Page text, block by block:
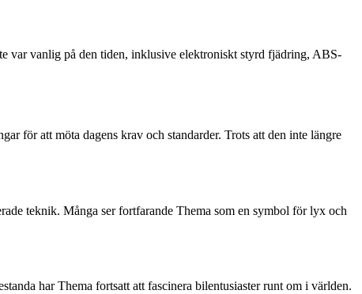
var vanlig på den tiden, inklusive elektroniskt styrd fjädring, ABS-
för att möta dagens krav och standarder. Trots att den inte längre
teknik. Många ser fortfarande Thema som en symbol för lyx och
har Thema fortsatt att fascinera bilentusiaster runt om i världen.